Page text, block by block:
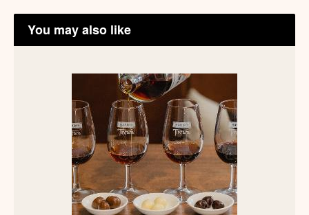
You may also like